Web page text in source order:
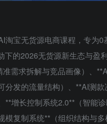
淘宝无货源电商课程，专为
下的2026无货源新生态与盈
需求拆解与竞品画像）、
分发的流量结构）、**AI测
**增长控制系统2.0**（智能
模复制系统**（组织结构与